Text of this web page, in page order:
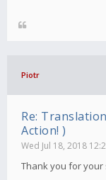
Piotr
Re:
Action! )
Wed Jul 18, 2018
Thank you for your